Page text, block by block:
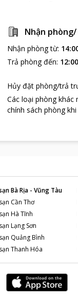
Nhận
Nhận phòng từ:
Trả phòng đến:
Hủy đặt phòng/trả
Các loại phòng
chính sách phòng
Bà Rịa - Vũng Tàu
Cần Thơ
Hà Tĩnh
Lạng Sơn
Quảng Bình
Thanh Hóa